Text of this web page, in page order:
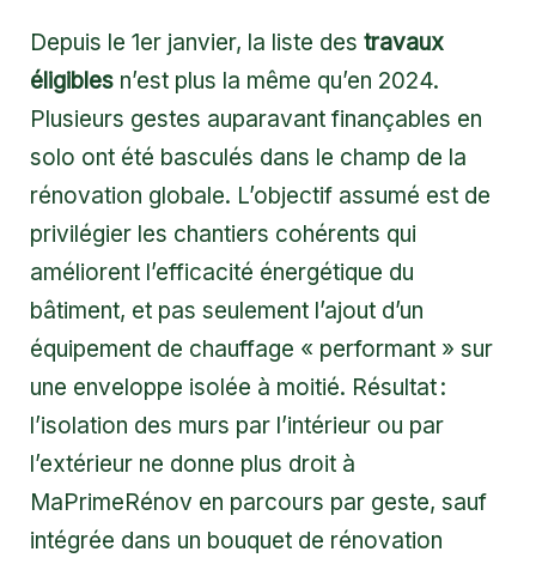
Depuis le 1er janvier, la liste des travaux
éligibles n’est plus la même qu’en 2024.
Plusieurs gestes auparavant finançables en
solo ont été basculés dans le champ de la
rénovation globale. L’objectif assumé est de
privilégier les chantiers cohérents qui
améliorent l’efficacité énergétique du
bâtiment, et pas seulement l’ajout d’un
équipement de chauffage « performant » sur
une enveloppe isolée à moitié. Résultat :
l’isolation des murs par l’intérieur ou par
l’extérieur ne donne plus droit à
MaPrimeRénov en parcours par geste, sauf
intégrée dans un bouquet de rénovation